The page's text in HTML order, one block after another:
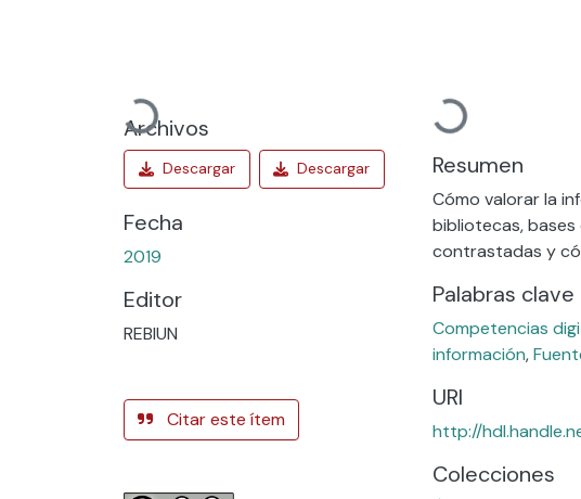
Cargando...
Archivos
Fecha
2019
Editor
REBIUN
Citar este ítem
Cargando...
Resumen
Cómo valorar la
bibliotecas,
contrastadas y
Palabras clave
Competencias
información,
URI
http://
Colecciones